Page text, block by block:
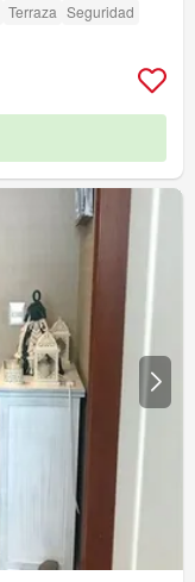
Terraza Seguridad